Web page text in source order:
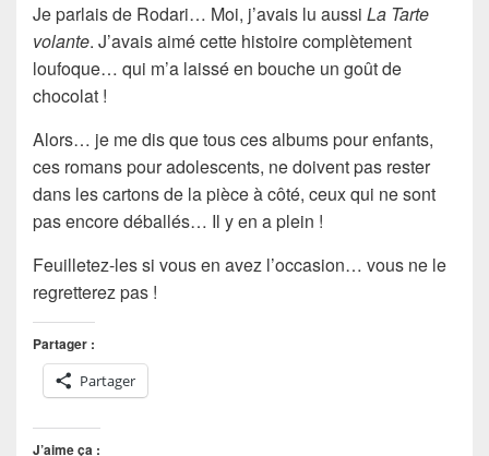
Je parlais de Rodari… Moi, j’avais lu aussi La Tarte
volante. J’avais aimé cette histoire complètement
loufoque… qui m’a laissé en bouche un goût de
chocolat !
Alors… je me dis que tous ces albums pour enfants,
ces romans pour adolescents, ne doivent pas rester
dans les cartons de la pièce à côté, ceux qui ne sont
pas encore déballés… Il y en a plein !
Feuilletez-les si vous en avez l’occasion… vous ne le
regretterez pas !
Partager :
Partager
J’aime ça :